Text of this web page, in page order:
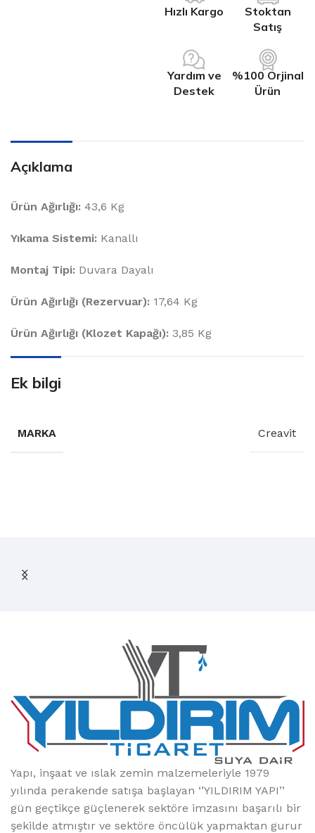
Hızlı Kargo
Stoktan
Satış
Yardım ve
Destek
%100 Orjinal
Ürün
Açıklama
Ürün Ağırlığı: 43,6 Kg
Yıkama Sistemi: Kanallı
Montaj Tipi: Duvara Dayalı
Ürün Ağırlığı (Rezervuar): 17,64 Kg
Ürün Ağırlığı (Klozet Kapağı): 3,85 Kg
Ek bilgi
MARKA Creavit
Yapı, inşaat ve ıslak zemin malzemeleriyle 1979
yılında perakende satışa başlayan ‘’YILDIRIM YAPI’’
gün geçtikçe güçlenerek sektöre imzasını başarılı bir
şekilde atmıştır ve sektöre öncülük yapmaktan gurur